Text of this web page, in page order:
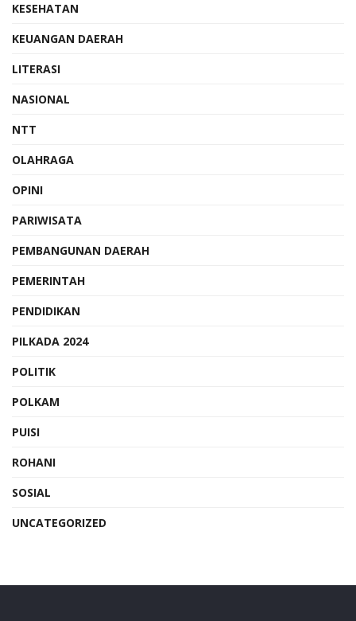
KESEHATAN
KEUANGAN DAERAH
LITERASI
NASIONAL
NTT
OLAHRAGA
OPINI
PARIWISATA
PEMBANGUNAN DAERAH
PEMERINTAH
PENDIDIKAN
PILKADA 2024
POLITIK
POLKAM
PUISI
ROHANI
SOSIAL
UNCATEGORIZED